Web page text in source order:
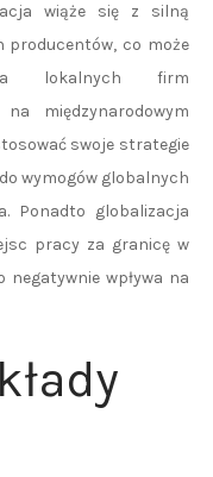
wiąże się z silną
co może
lokalnych firm
międzynarodowym
swoje strategie
wymogów globalnych
Ponadto globalizacja
pracy za granicę w
negatywnie wpływa na